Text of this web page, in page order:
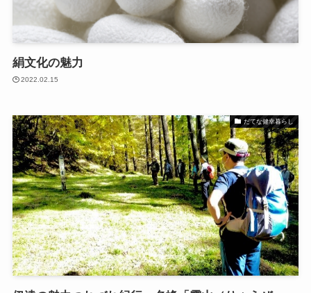
絹文化の魅力
2022.02.15
だてな健幸暮らし